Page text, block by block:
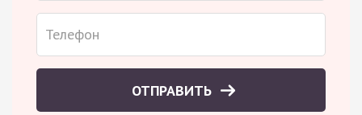
ОТПРАВИТЬ